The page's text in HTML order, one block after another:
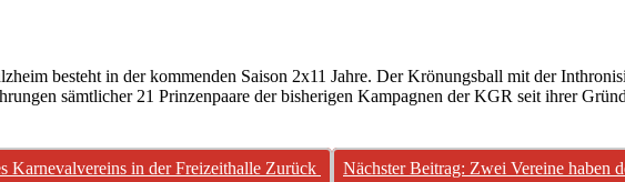
besteht in der kommenden Saison 2x11 Jahre. Der Krönungsball mit der
sämtlicher 21 Prinzenpaare der bisherigen Kampagnen der KGR seit ihrer
Karnevalvereins in der Freizeithalle Zurück Nächster Beitrag: Zwei Vereine haben